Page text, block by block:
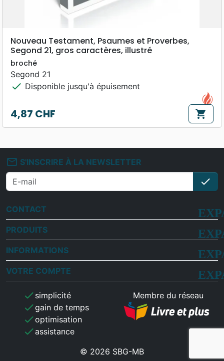
Nouveau Testament, Psaumes et Proverbes,
Segond 21, gros caractères, illustré
broché
Segond 21
check Disponible jusqu'à épuisement
Prix
4,87 CHF shopping_cart
mail_outline S'INSCRIRE À LA NEWSLETTER
check
CONTACT
PRODUITS
INFORMATIONS
VOTRE COMPTE
check simplicité
checkgain de temps
checkoptimisation
checkassistance
Membre du réseau
© 2026 SBG-MB